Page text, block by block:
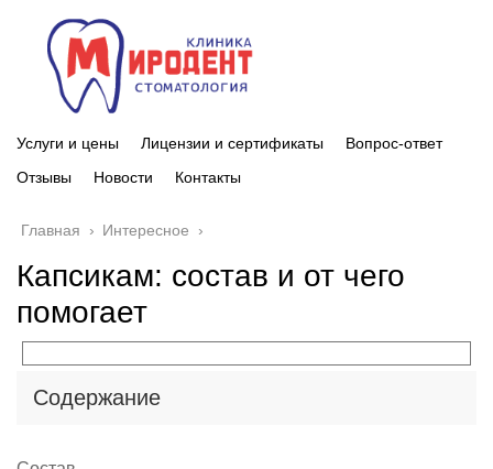
Услуги и цены Лицензии и сертификаты
Вопрос-ответ
Отзывы
Новости Контакты
Главная › Интересное ›
Капсикам: состав и от чего
помогает
Содержание